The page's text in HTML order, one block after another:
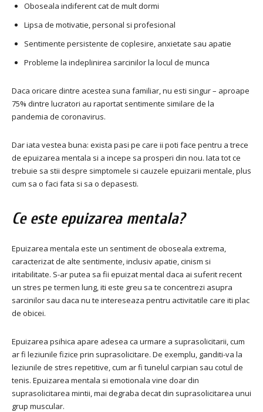
Oboseala indiferent cat de mult dormi
Lipsa de motivatie, personal si profesional
Sentimente persistente de coplesire, anxietate sau apatie
Probleme la indeplinirea sarcinilor la locul de munca
Daca oricare dintre acestea suna familiar, nu esti singur – aproape
75% dintre lucratori au raportat sentimente similare de la
pandemia de coronavirus.
Dar iata vestea buna: exista pasi pe care ii poti face pentru a trece
de epuizarea mentala si a incepe sa prosperi din nou. Iata tot ce
trebuie sa stii despre simptomele si cauzele epuizarii mentale, plus
cum sa o faci fata si sa o depasesti.
Ce este epuizarea mentala?
Epuizarea mentala este un sentiment de oboseala extrema,
caracterizat de alte sentimente, inclusiv apatie, cinism si
iritabilitate. S-ar putea sa fii epuizat mental daca ai suferit recent
un stres pe termen lung, iti este greu sa te concentrezi asupra
sarcinilor sau daca nu te intereseaza pentru activitatile care iti plac
de obicei.
Epuizarea psihica apare adesea ca urmare a suprasolicitarii, cum
ar fi leziunile fizice prin suprasolicitare. De exemplu, ganditi-va la
leziunile de stres repetitive, cum ar fi tunelul carpian sau cotul de
tenis. Epuizarea mentala si emotionala vine doar din
suprasolicitarea mintii, mai degraba decat din suprasolicitarea unui
grup muscular.